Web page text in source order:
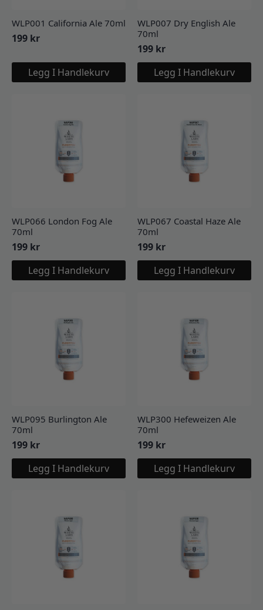
WLP001 California Ale 70ml
199 kr
Legg I Handlekurv
WLP007 Dry English Ale
70ml
199 kr
Legg I Handlekurv
WLP066 London Fog Ale
70ml
199 kr
Legg I Handlekurv
WLP067 Coastal Haze Ale
70ml
199 kr
Legg I Handlekurv
WLP095 Burlington Ale
70ml
199 kr
Legg I Handlekurv
WLP300 Hefeweizen Ale
70ml
199 kr
Legg I Handlekurv